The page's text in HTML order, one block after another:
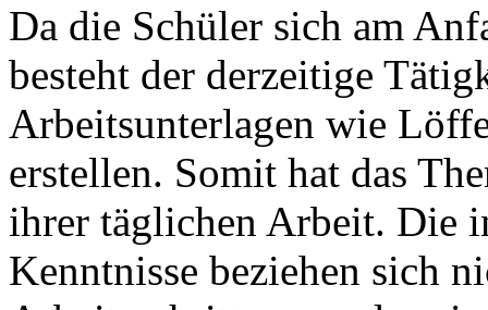
Da die Schüler sich am
besteht der derzeitige
Arbeitsunterlagen wie
erstellen. Somit hat das
ihrer täglichen Arbeit. Die
Kenntnisse beziehen sich